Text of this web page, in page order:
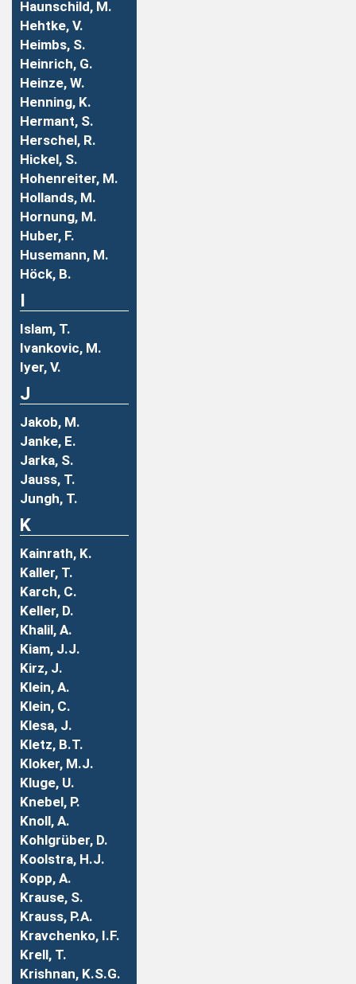
Haunschild, M.
Hehtke, V.
Heimbs, S.
Heinrich, G.
Heinze, W.
Henning, K.
Hermant, S.
Herschel, R.
Hickel, S.
Hohenreiter, M.
Hollands, M.
Hornung, M.
Huber, F.
Husemann, M.
Höck, B.
I
Islam, T.
Ivankovic, M.
Iyer, V.
J
Jakob, M.
Janke, E.
Jarka, S.
Jauss, T.
Jungh, T.
K
Kainrath, K.
Kaller, T.
Karch, C.
Keller, D.
Khalil, A.
Kiam, J.J.
Kirz, J.
Klein, A.
Klein, C.
Klesa, J.
Kletz, B.T.
Kloker, M.J.
Kluge, U.
Knebel, P.
Knoll, A.
Kohlgrüber, D.
Koolstra, H.J.
Kopp, A.
Krause, S.
Krauss, P.A.
Kravchenko, I.F.
Krell, T.
Krishnan, K.S.G.